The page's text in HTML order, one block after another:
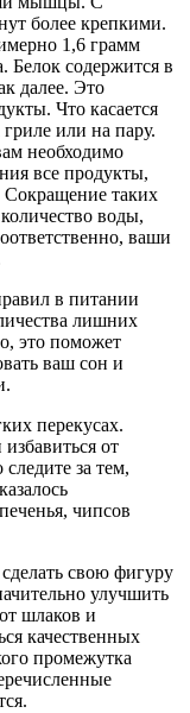
более крепкими.
1,6 грамм
Белок содержится в
далее. Это
Что касается
или на пару.
необходимо
все продукты,
Сокращение таких
воды,
ваши
в питании
лишних
это поможет
ваш сон и
перекусах.
от
за тем,
чипсов
свою фигуру
улучшить
шлаков и
качественных
промежутка